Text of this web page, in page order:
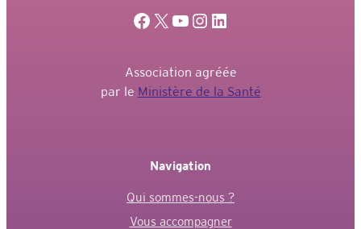
Facebook X YouTube Instagram LinkedIn
Association agréée
par le Ministère de la Santé
Navigation
Qui sommes-nous ?
Vous accompagner